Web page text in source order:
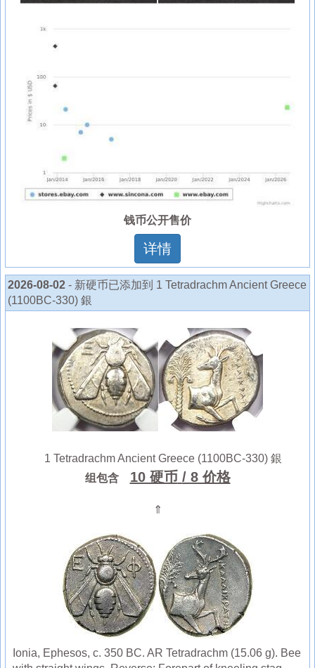
钱币公开售价
详情
2026-08-02 - 新硬币已添加到 1 Tetradrachm Ancient Greece
(1100BC-330) 銀
1 Tetradrachm Ancient Greece (1100BC-330) 銀
组包含
10 硬币 / 8 价格
⇑
Ionia, Ephesos, c. 350 BC. AR Tetradrachm (15.06 g). Bee